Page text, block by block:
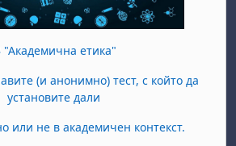
"Академична етика"
(и анонимно) тест, с който да
установите дали
или не в академичен контекст.